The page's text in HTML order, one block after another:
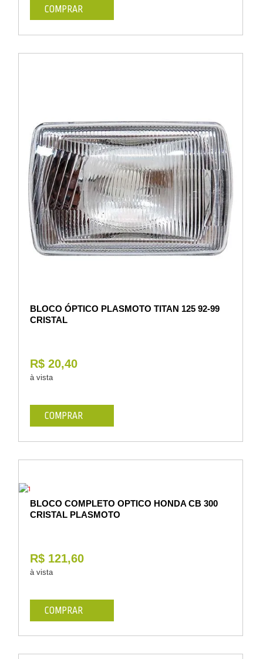
COMPRAR
BLOCO ÓPTICO PLASMOTO TITAN 125 92-99
CRISTAL
R$ 20,40
à vista
COMPRAR
BLOCO COMPLETO OPTICO HONDA CB 300
CRISTAL PLASMOTO
R$ 121,60
à vista
COMPRAR